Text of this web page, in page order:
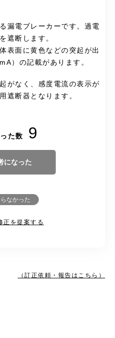
漏電ブレーカーです。過電
遮断します。
表面に黄色などの突起が出
）の記載があります。
がなく、感度電流の表示が
遮断器となります。
た数 9
になった
なかった
正を提案する
（訂正依頼・報告はこちら）